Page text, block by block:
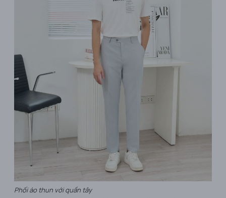
Phối áo thun với quần tây